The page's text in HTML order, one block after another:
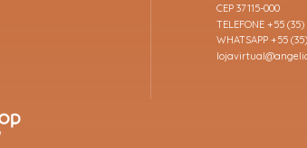
CEP 37115-000
TELEFONE +55 (35)
WHATSAPP +55